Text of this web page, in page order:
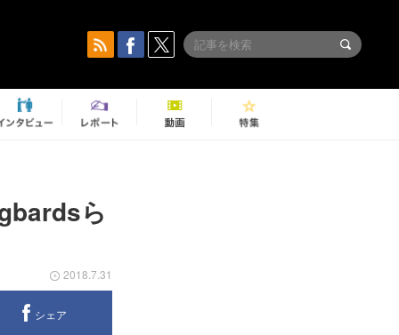
ら
2018.7.31
シェア